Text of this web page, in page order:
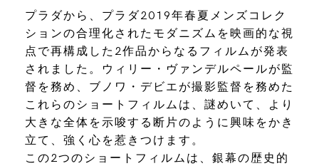
プラダから、プラダ2019年春夏メンズコレク
ションの合理化されたモダニズムを映画的な視
点で再構成した2作品からなるフィルムが発表
されました。ウィリー・ヴァンデルペールが監
督を務め、ブノワ・デビエが撮影監督を務めた
これらのショートフィルムは、謎めいて、より
大きな全体を示唆する断片のように興味をかき
立て、強く心を惹きつけます。
この2つのショートフィルムは、銀幕の歴史的